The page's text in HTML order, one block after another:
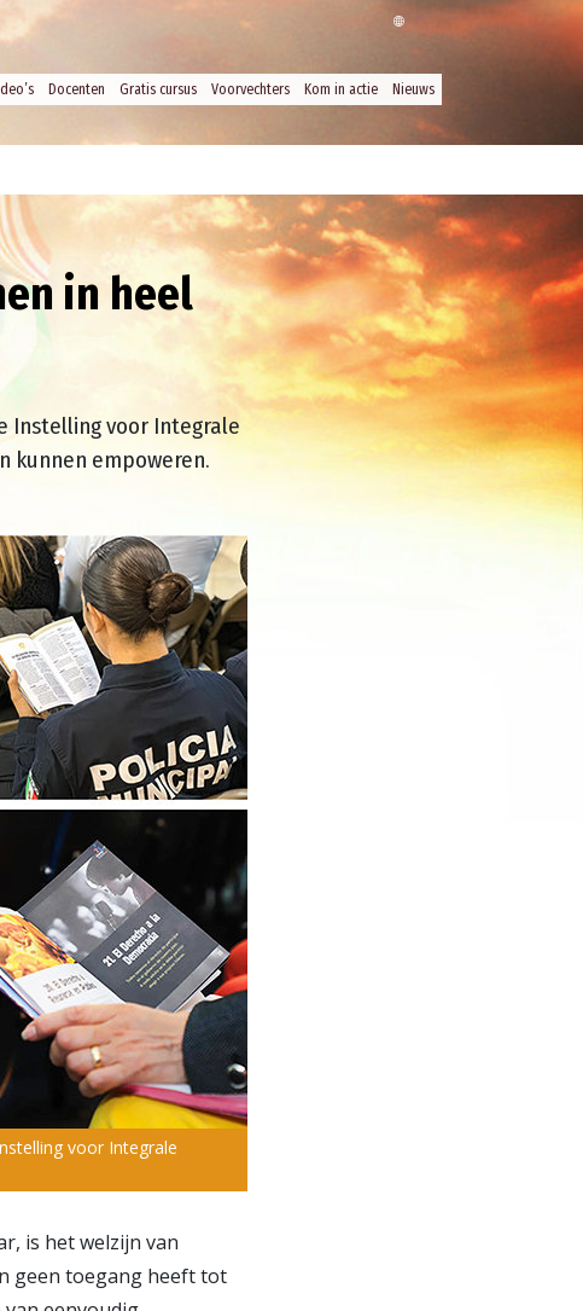
Docenten Gratis cursus Voorvechters Kom in actie Nieuws
in heel
Instelling voor Integrale
kunnen empoweren.
voor Integrale
is het welzijn van
geen toegang heeft tot